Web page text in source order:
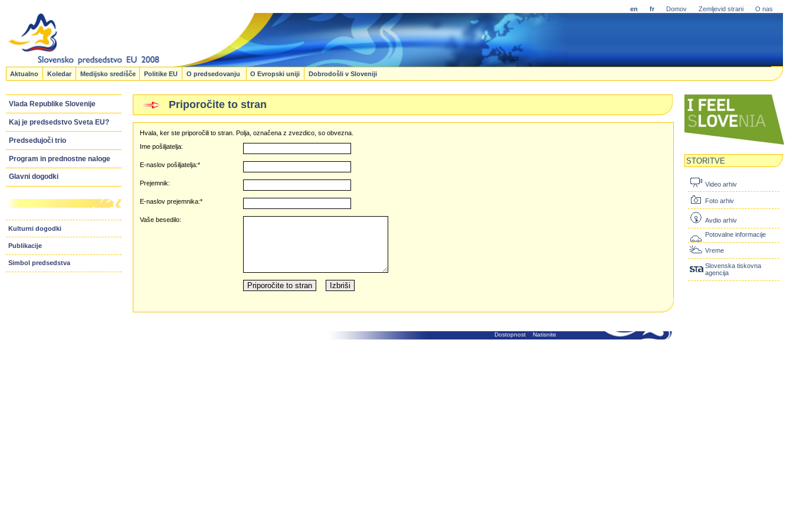
en fr Domov Zemljevid strani O nas
Aktualno Koledar Medijsko središče Politike EU O predsedovanju O Evropski uniji Dobrodošli v Sloveniji
Vlada Republike Slovenije
Kaj je predsedstvo Sveta EU?
Predsedujoči trio
Program in prednostne naloge
Glavni dogodki
Kulturni dogodki
Publikacije
Simbol predsedstva
STORITVE
Video arhiv
Foto arhiv
Avdio arhiv
Potovalne informacije
Vreme
Slovenska tiskovna
agencija
Priporočite to stran
Hvala, ker ste priporočili to stran. Polja, označena z zvezdico, so obvezna.
Ime pošiljatelja:
E-naslov pošiljatelja:*
Prejemnik:
E-naslov prejemnika:*
Vaše besedilo:
Dostopnost Natisnite